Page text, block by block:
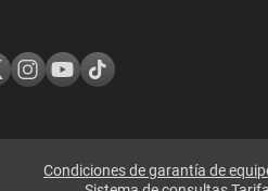
Condiciones de garantía de